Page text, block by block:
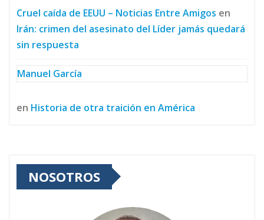
Cruel caída de EEUU – Noticias Entre Amigos en
Irán: crimen del asesinato del Líder jamás quedará
sin respuesta
Manuel García
en Historia de otra traición en América
NOSOTROS